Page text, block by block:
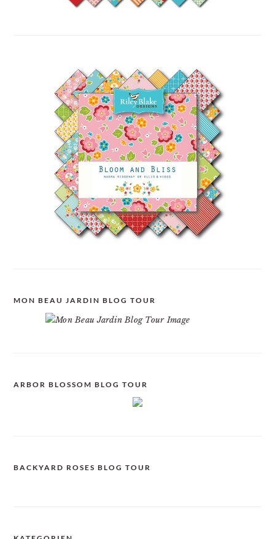
MON BEAU JARDIN BLOG TOUR
ARBOR BLOSSOM BLOG TOUR
BACKYARD ROSES BLOG TOUR